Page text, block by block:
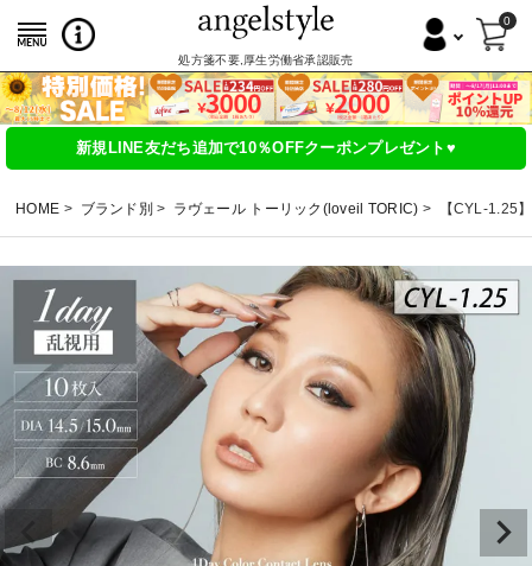
処方箋不要,厚生労働省承認販売
0
新規LINE友だち追加で10％OFFクーポンプレゼント♥
HOME ブランド別 ラヴェール トーリック(loveil TORIC) 【CYL-1.25